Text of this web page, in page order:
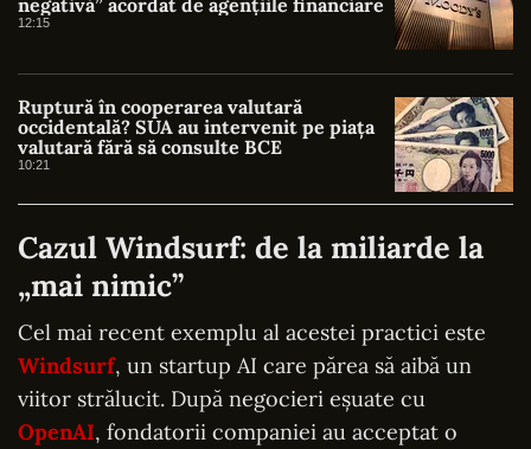
12:15
Ruptură în cooperarea valutară
occidentală? SUA au intervenit pe piața
valutară fără să consulte BCE
10:21
Cazul Windsurf: de la miliarde la
„mai nimic”
Cel mai recent exemplu al acestei practici este
Windsurf, un startup AI care părea să aibă un
viitor strălucit. După negocieri eșuate cu
OpenAI, fondatorii companiei au acceptat o